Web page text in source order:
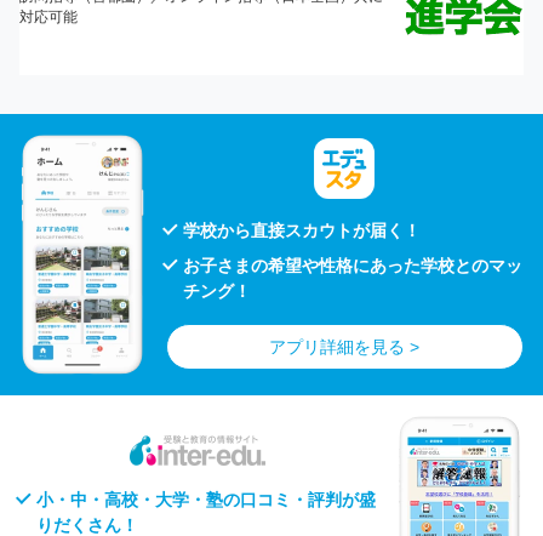
学校から直接スカウトが届く！
お子さまの希望や性格にあった学校とのマッ
チング！
アプリ詳細を見る >
小・中・高校・大学・塾の口コミ・評判が盛
りだくさん！